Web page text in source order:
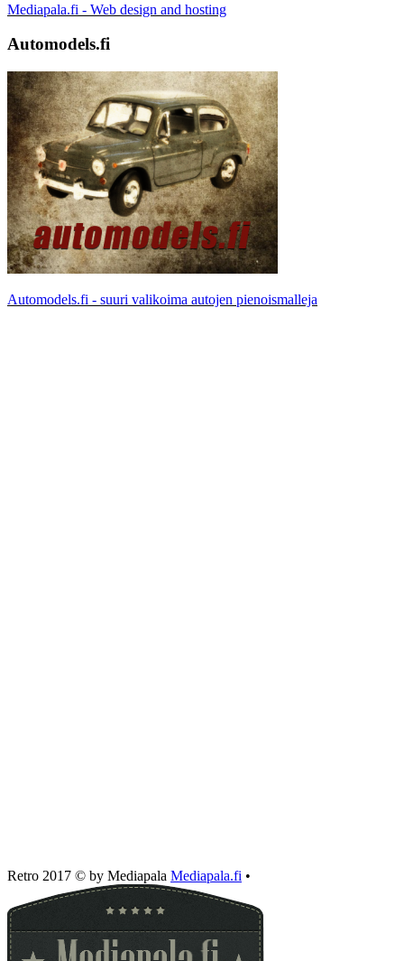
Mediapala.fi - Web design and hosting
Automodels.fi
Automodels.fi - suuri valikoima autojen pienoismalleja
Retro 2017 © by Mediapala Mediapala.fi •